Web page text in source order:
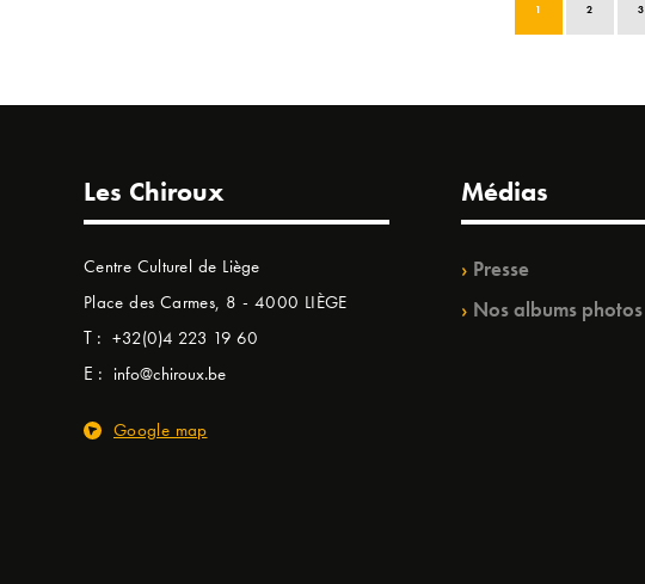
1 2 3
Les Chiroux
Centre Culturel de Liège
Place des Carmes, 8 - 4000 LIÈGE
T : +32(0)4 223 19 60
E : info@chiroux.be
Google map
Médias
Presse
Nos albums photos